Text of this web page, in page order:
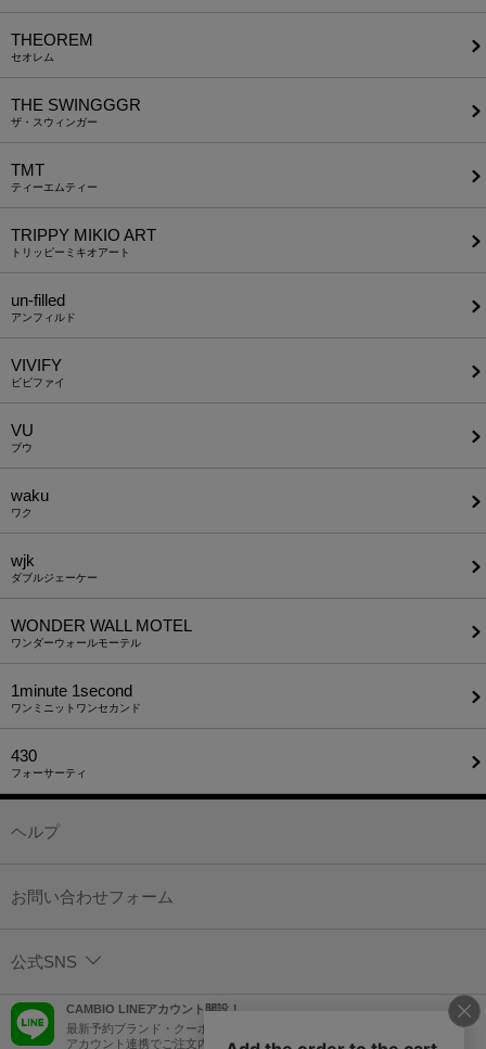
THEOREM
セオレム
THE SWINGGGR
ザ・スウィンガー
TMT
ティーエムティー
TRIPPY MIKIO ART
トリッピーミキオアート
un-filled
アンフィルド
VIVIFY
ビビファイ
VU
ブウ
waku
ワク
wjk
ダブルジェーケー
WONDER WALL MOTEL
ワンダーウォールモーテル
1minute​ 1second
ワンミニットワンセカンド
430
フォーサーティ
ヘルプ
お問い合わせフォーム
公式SNS
CAMBIO LINEアカウント開設！
最新予約ブランド・クーポン情報などを配信！
アカウント連携でご注文内容をLINEでも確認可能！